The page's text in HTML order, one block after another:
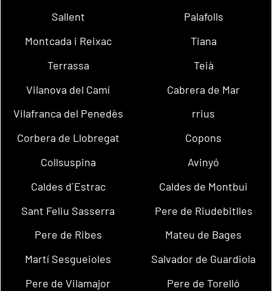
Sallent
Palafolls
Montcada i Reixac
Tiana
Terrassa
Teià
Vilanova del Camí
Cabrera de Mar
Vilafranca del Penedès
rrius
Corbera de Llobregat
Copons
Collsuspina
Avinyó
Caldes d´Estrac
Caldes de Montbui
Sant Feliu Sasserra
Pere de Riudebitlles
Pere de Ribes
Mateu de Bages
Martí Sesgueioles
Salvador de Guardiola
Pere de Vilamajor
Pere de Torelló